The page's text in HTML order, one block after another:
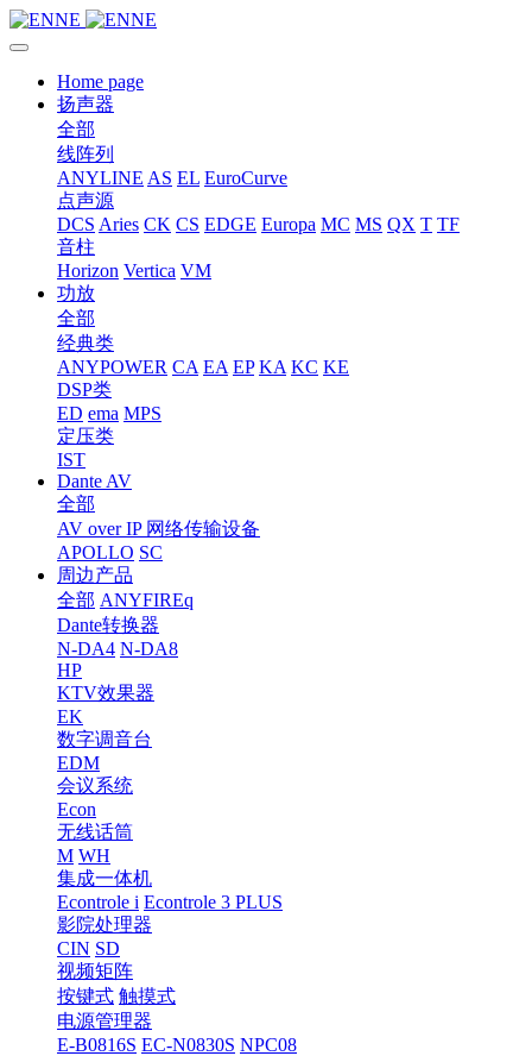
Home page
扬声器
全部
线阵列
ANYLINE AS EL EuroCurve
点声源
DCS Aries CK CS EDGE Europa MC MS QX T TF
音柱
Horizon Vertica VM
功放
全部
经典类
ANYPOWER CA EA EP KA KC KE
DSP类
ED ema MPS
定压类
IST
Dante AV
全部
AV over IP 网络传输设备
APOLLO SC
周边产品
全部 ANYFIREq
Dante转换器
N-DA4 N-DA8
HP
KTV效果器
EK
数字调音台
EDM
会议系统
Econ
无线话筒
M WH
集成一体机
Econtrole i Econtrole 3 PLUS
影院处理器
CIN SD
视频矩阵
按键式 触摸式
电源管理器
E-B0816S EC-N0830S NPC08